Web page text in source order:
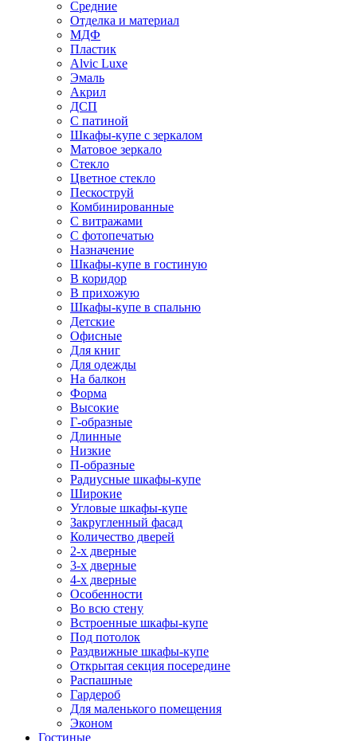
Средние
Отделка и материал
МДФ
Пластик
Alvic Luxe
Эмаль
Акрил
ДСП
С патиной
Шкафы-купе с зеркалом
Матовое зеркало
Стекло
Цветное стекло
Пескоструй
Комбинированные
С витражами
С фотопечатью
Назначение
Шкафы-купе в гостиную
В коридор
В прихожую
Шкафы-купе в спальню
Детские
Офисные
Для книг
Для одежды
На балкон
Форма
Высокие
Г-образные
Длинные
Низкие
П-образные
Радиусные шкафы-купе
Широкие
Угловые шкафы-купе
Закругленный фасад
Количество дверей
2-х дверные
3-х дверные
4-х дверные
Особенности
Во всю стену
Встроенные шкафы-купе
Под потолок
Раздвижные шкафы-купе
Открытая секция посередине
Распашные
Гардероб
Для маленького помещения
Эконом
Гостиные